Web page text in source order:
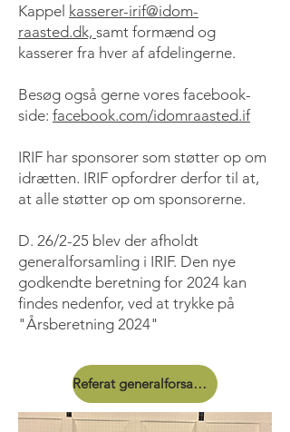
Kappel kasserer-irif@idom-
raasted.dk, samt formænd og
kasserer fra hver af afdelingerne.
Besøg også gerne vores facebook-
side: facebook.com/idomraasted.if
IRIF har sponsorer som støtter op om
idrætten. IRIF opfordrer derfor til at,
at alle støtter op om sponsorerne.
D. 26/2-25 blev der afholdt
generalforsamling i IRIF. Den nye
godkendte beretning for 2024 kan
findes nedenfor, ved at trykke på
"Årsberetning 2024"
Referat generalforsamling